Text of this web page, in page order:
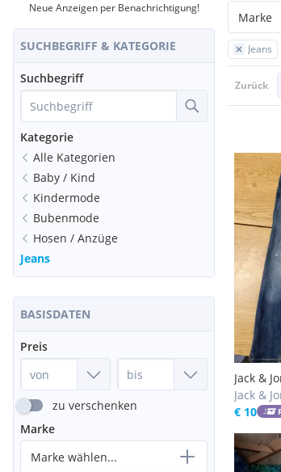
Neue Anzeigen per Benachrichtigung!
SUCHBEGRIFF & KATEGORIE
Suchbegriff
Kategorie
Alle Kategorien
Baby / Kind
Kindermode
Bubenmode
Hosen / Anzüge
Jeans
BASISDATEN
Preis
zu verschenken
Marke
Marke wählen...
Marke
Jeans
Zurück
Jack &
Jack &
€ 10